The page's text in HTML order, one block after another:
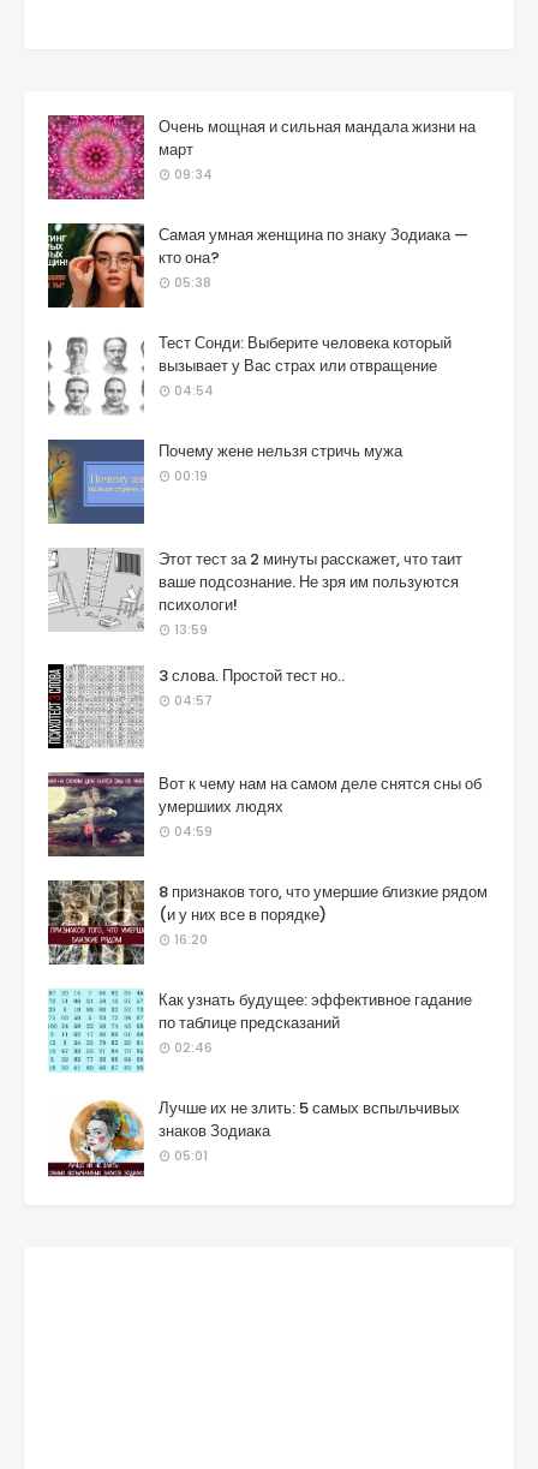
Очень мощная и сильная мандала жизни на
март
09:34
Самая умная женщина по знаку Зодиака —
кто она?
05:38
Тест Сонди: Выберите человека который
вызывает у Вас страх или отвращение
04:54
Почему жене нельзя стричь мужа
00:19
Этот тест за 2 минуты расскажет, что таит
ваше подсознание. Не зря им пользуются
психологи!
13:59
3 слова. Простой тест но..
04:57
Вот к чему нам на самом деле снятся сны об
умершиих людях
04:59
8 признаков того, что умершие близкие рядом
(и у них все в порядке)
16:20
Как узнать будущее: эффективное гадание
по таблице предсказаний
02:46
Лучше их не злить: 5 самых вспыльчивых
знаков Зодиака
05:01